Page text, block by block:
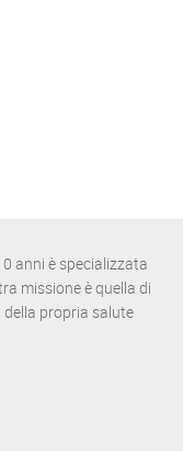
anni è specializzata
missione è quella di
propria salute